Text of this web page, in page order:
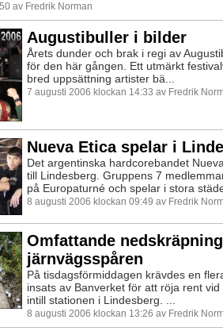
av Fredrik Norman
Augustibuller i bilder
Årets dunder och brak i regi av
för den här gången. Ett utmärkt
bred uppsättning artister bä...
7 augusti 2006 klockan 14:33 av Fredrik
Nueva Etica spelar i Linde
Det argentinska hardcorebandet
till Lindesberg. Gruppens 7
på Europaturné och spelar i stora
8 augusti 2006 klockan 09:49 av Fredrik
Omfattande
järnvägsspåren
På tisdagsförmiddagen krävdes en
insats av Banverket för att röja rent
intill stationen i Lindesberg. ...
8 augusti 2006 klockan 13:26 av Fredrik